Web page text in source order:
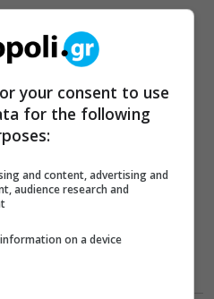
your consent to use
for the following
and content, advertising and
audience research and
on a device